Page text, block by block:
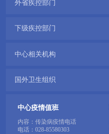
外省疾控部门
下级疾控部门
中心相关机构
国外卫生组织
中心疫情值班
内容：传染病疫情电话
电话： 028-85580303